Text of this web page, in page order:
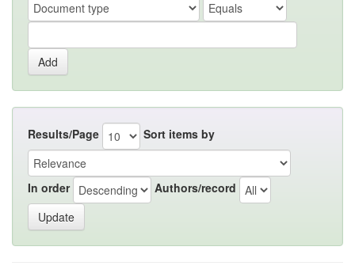
Results/Page Sort items by
In order Authors/record